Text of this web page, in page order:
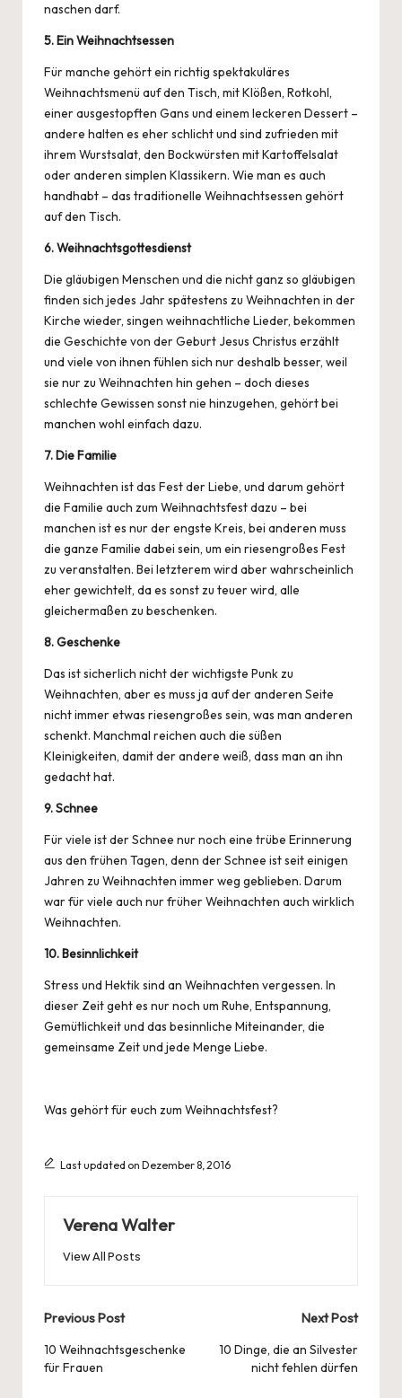
naschen darf.
5. Ein Weihnachtsessen
Für manche gehört ein richtig spektakuläres
Weihnachtsmenü auf den Tisch, mit Klößen, Rotkohl,
einer ausgestopften Gans und einem leckeren Dessert –
andere halten es eher schlicht und sind zufrieden mit
ihrem Wurstsalat, den Bockwürsten mitKartoffelsalat
oder anderen simplen Klassikern. Wie man es auch
handhabt – das traditionelle Weihnachtsessen gehört
auf den Tisch.
6. Weihnachtsgottesdienst
Die gläubigen Menschen und die nicht ganz so gläubigen
finden sich jedes Jahr spätestens zu Weihnachten in der
Kirche wieder, singen weihnachtliche Lieder, bekommen
die Geschichte von der Geburt Jesus Christus erzählt
und viele von ihnen fühlen sich nur deshalb besser, weil
sie nur zu Weihnachten hin gehen – doch dieses
schlechte Gewissen sonst nie hinzugehen, gehört bei
manchen wohl einfach dazu.
7. Die Familie
Weihnachten ist das Fest der Liebe, und darum gehört
die Familie auch zum Weihnachtsfest dazu – bei
manchen ist es nur der engste Kreis, bei anderen muss
die ganze Familie dabei sein, um ein riesengroßes Fest
zu veranstalten. Bei letzterem wird aber wahrscheinlich
eher gewichtelt, da es sonst zu teuer wird, alle
gleichermaßen zu beschenken.
8. Geschenke
Das ist sicherlich nicht der wichtigste Punk zu
Weihnachten, aber es muss ja auf der anderen Seite
nicht immer etwas riesengroßes sein, was man anderen
schenkt. Manchmal reichen auch die süßen
Kleinigkeiten, damit der andere weiß, dass man an ihn
gedacht hat.
9. Schnee
Für viele ist der Schnee nur noch eine trübe Erinnerung
aus den frühen Tagen, denn der Schnee ist seit einigen
Jahren zu Weihnachten immer weg geblieben. Darum
war für viele auch nur früher Weihnachten auch wirklich
Weihnachten.
10. Besinnlichkeit
Stress und Hektik sind an Weihnachten vergessen. In
dieser Zeit geht es nur noch um Ruhe, Entspannung,
Gemütlichkeit und das besinnliche Miteinander, die
gemeinsame Zeit und jede Menge Liebe.
Was gehört für euch zum Weihnachtsfest?
Last updated on Dezember 8, 2016
Verena Walter
View All Posts
Post
navigation
Previous Post
10 Weihnachtsgeschenke
für Frauen
Next Post
10 Dinge, die an Silvester
nicht fehlen dürfen